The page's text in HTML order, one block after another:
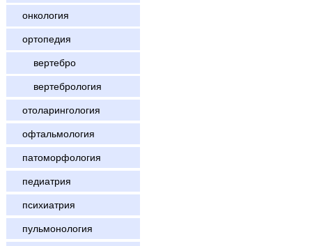
онкология
ортопедия
вертебро
вертебрология
отоларингология
офтальмология
патоморфология
педиатрия
психиатрия
пульмонология